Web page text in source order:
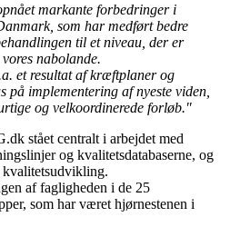
markante forbedringer i
som har medført bedre
til et niveau, der er
nabolande.
et resultat af kræftplaner og
på implementering af nyeste viden,
og velkoordinerede forløb."
stået centralt i arbejdet med
og kvalitetsdatabaserne, og
kvalitetsudvikling.
af fagligheden i de 25
som har været hjørnestenen i